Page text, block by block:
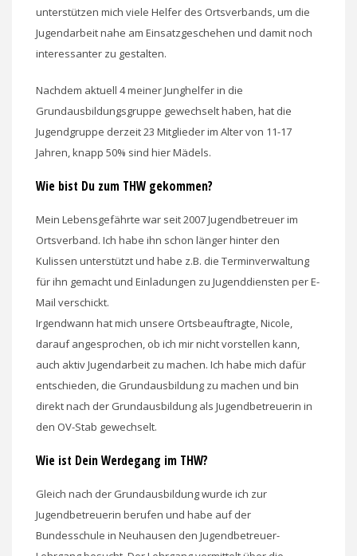
unterstützen mich viele Helfer des Ortsverbands, um die
Jugendarbeit nahe am Einsatzgeschehen und damit noch
interessanter zu gestalten.
Nachdem aktuell 4 meiner Junghelfer in die
Grundausbildungsgruppe gewechselt haben, hat die
Jugendgruppe derzeit 23 Mitglieder im Alter von 11-17
Jahren, knapp 50% sind hier Mädels.
Wie bist Du zum THW gekommen?
Mein Lebensgefährte war seit 2007 Jugendbetreuer im
Ortsverband. Ich habe ihn schon länger hinter den
Kulissen unterstützt und habe z.B. die Terminverwaltung
für ihn gemacht und Einladungen zu Jugenddiensten per E-
Mail verschickt.
Irgendwann hat mich unsere Ortsbeauftragte, Nicole,
darauf angesprochen, ob ich mir nicht vorstellen kann,
auch aktiv Jugendarbeit zu machen. Ich habe mich dafür
entschieden, die Grundausbildung zu machen und bin
direkt nach der Grundausbildung als Jugendbetreuerin in
den OV-Stab gewechselt.
Wie ist Dein Werdegang im THW?
Gleich nach der Grundausbildung wurde ich zur
Jugendbetreuerin berufen und habe auf der
Bundesschule in Neuhausen den Jugendbetreuer-